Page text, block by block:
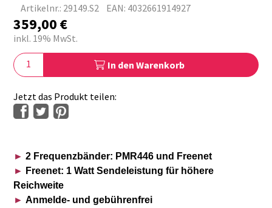
Artikelnr.: 29149.S2 EAN: 4032661914927
359,00€
inkl. 19% MwSt.
In den Warenkorb
Jetzt das Produkt teilen:
► 2 Frequenzbänder: PMR446 und Freenet
► Freenet: 1 Watt Sendeleistung für höhere
Reichweite
► Anmelde- und gebührenfrei